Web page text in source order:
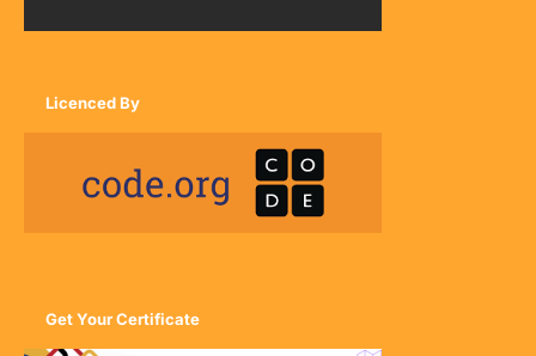
Licenced By
Get Your Certificate